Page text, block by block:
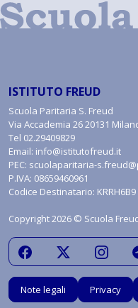
ISTITUTO FREUD
Scuola Paritaria S. Freud
Via Accademia 26 20131
Tel 02.29409829
Email: info@istitutofreud.it
PEC: scuolaparitaria-
P.IVA: 08659460961
Codice Destinatario: KRRH6B9
Copyright 2026 © Scuola
Note legali Privacy